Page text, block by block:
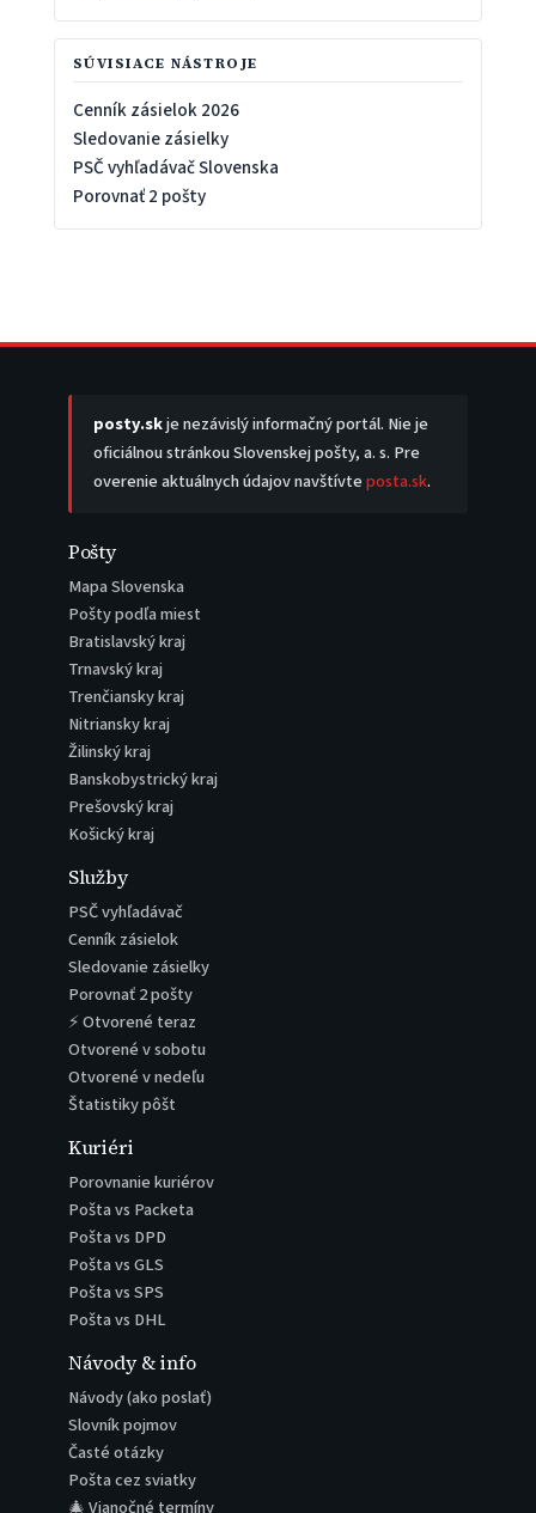
SÚVISIACE NÁSTROJE
Cenník zásielok 2026
Sledovanie zásielky
PSČ vyhľadávač Slovenska
Porovnať 2 pošty
posty.skje nezávislý informačný portál. Nie je
oficiálnou stránkou Slovenskej pošty, a. s. Pre
overenie aktuálnych údajov navštívteposta.sk.
Pošty
Mapa Slovenska
Pošty podľa miest
Bratislavský kraj
Trnavský kraj
Trenčiansky kraj
Nitriansky kraj
Žilinský kraj
Banskobystrický kraj
Prešovský kraj
Košický kraj
Služby
PSČ vyhľadávač
Cenník zásielok
Sledovanie zásielky
Porovnať 2 pošty
⚡ Otvorené teraz
Otvorené v sobotu
Otvorené v nedeľu
Štatistiky pôšt
Kuriéri
Porovnanie kuriérov
Pošta vs Packeta
Pošta vs DPD
Pošta vs GLS
Pošta vs SPS
Pošta vs DHL
Návody & info
Návody (ako poslať)
Slovník pojmov
Časté otázky
Pošta cez sviatky
🎄 Vianočné termíny